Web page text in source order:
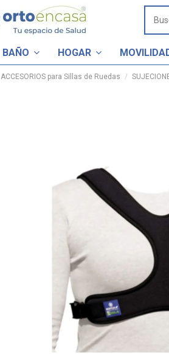
BAÑO HOGAR
ACCESORIOS para Sillas de Ruedas